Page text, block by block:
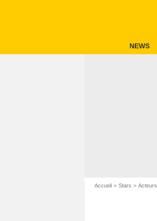
NEWS
Accueil Stars Acteurs